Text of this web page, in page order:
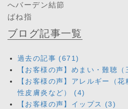
へバーデン結節
ばね指
ブログ記事一覧
過去の記事 (671)
【お客様の声】めまい・難聴
【お客様の声】アレルギー（
性皮膚炎など） (4)
【お客様の声】イップス (3)